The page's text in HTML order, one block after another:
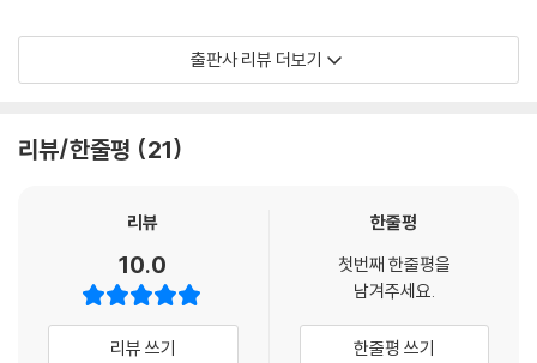
린이에게 먹이거나 혹은 지나치게 많이 먹게 했어요. 더러 제품을 홍보하
게 하거나 심지어는 어린이를 위험한 상황에 놓이게 한 경우도 있었어요.
키즈 유튜브에는 아동들이 노는 모습을 촬영한 놀이 영상도 788개가 있었
‘무목적성’, ‘놀이 촉진성’, ‘적절한 시간과 장소’의 요건을 갖춘 영상은 하나
SNS 게시글 때문에 34년 형을 받은 여성. 사우디의 여성 살마 알셰합은 2
022년 8월 17일 사우디 법원으로부터 34년의 징역형을 선고받았어요.
알셰합이 저지른 잘못은 SNS에 여성 인권 운동을 옹호하는 글을 올린 것
자신만이 옳다며 생각을 강요하고 다른 사람을 억압하는 것은 정의라고 할
수 없어요. “진정한 정의는 진리에 따라 이루어지는 올바르고 공정한 도
선을 위해 올바른 상태에 있다는 것을 뜻해요. 이 책에서 소개하는 6가지
위해 우리가 할 수 있는 일을 생각해보면 좋겠어요.
1부는 우리가 살아가는 지구의 환경에 대해 이야기해요. 우리 인간은 물론
소중한 존재이지만, 지구는 인간만의 것이 아니에요. 수많은 생명체가 함
께 살아가는 터전이죠. 우리 인간이 편리하기 위해 하는 행동이 과연 지구
출판사 리뷰 더보기
리뷰/한줄평 21
리뷰
10.0
리뷰 쓰기
한줄평
첫번째 한줄평을
남겨주세요.
한줄평 쓰기